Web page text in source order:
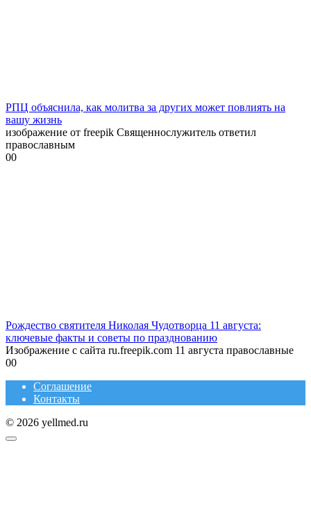
РПЦ объяснила, как молитва за других может повлиять на
вашу жизнь
изображение от freepik Священнослужитель ответил
православным
00
Рождество святителя Николая Чудотворца 11 августа:
ключевые факты и советы по празднованию
Изображение с сайта ru.freepik.com 11 августа православные
00
Соглашение
Контакты
© 2026 yellmed.ru